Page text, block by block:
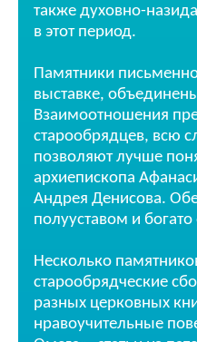
также духовно-
в этот период.
Памятники
выставке,
Взаимоотношения
старообрядцев, всю
позволяют лучше
архиепископа
Андрея Денисова.
полууставом и
Несколько
старообрядческие
разных церковных
нравоучительные